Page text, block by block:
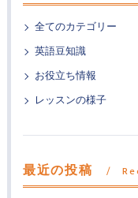
全てのカテゴリー
英語豆知識
お役立ち情報
レッスンの様子
最近の投稿